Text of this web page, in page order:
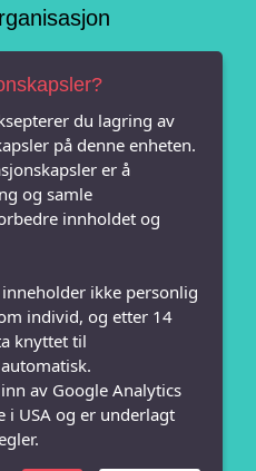
du lagring av
på denne enheten.
er å
og samle
innholdet og
ikke personlig
individ, og etter 14
knyttet til
av Google Analytics
i USA og er underlagt